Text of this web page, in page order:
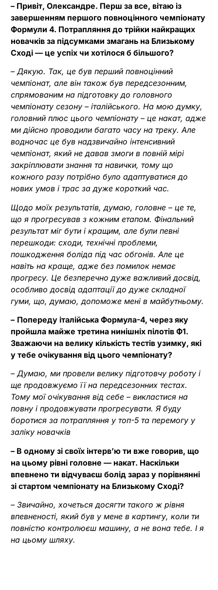
– Привіт, Олександре. Перш за все, вітаю із
завершенням першого повноцінного чемпіонату
Формули 4. Потрапляння до трійки найкращих
новачків за підсумками змагань на Близькому
Сході — це успіх чи хотілося б більшого?
– Дякую. Так, це був перший повноцінний
чемпіонат, але він також був передсезонним,
спрямованим на підготовку до головного
чемпіонату сезону – італійського. На мою думку,
головний плюс цього чемпіонату – це накат, адже
ми дійсно проводили багато часу на треку. Але
водночас це був надзвичайно інтенсивний
чемпіонат, який не давав змоги в повній мірі
закріплювати знання та навички, тому що
кожного разу потрібно було адаптуватися до
нових умов і трас за дуже короткий час.
Щодо моїх результатів, думаю, головне – це те,
що я прогресував з кожним етапом. Фінальний
результат міг бути і кращим, але були певні
перешкоди: сходи, технічні проблеми,
пошкодження боліда під час обгонів. Але це
навіть на краще, адже без помилок немає
прогресу. Це безперечно дуже важливий досвід,
особливо досвід адаптації до дуже складної
гуми, що, думаю, допоможе мені в майбутньому.
– Попереду італійська Формула-4, через яку
пройшла майже третина нинішніх пілотів Ф1.
Зважаючи на велику кількість тестів узимку, які
у тебе очікування від цього чемпіонату?
– Думаю, ми провели велику підготовчу роботу і
ще продовжуємо її на передсезонних тестах.
Тому мої очікування від себе – викластися на
повну і продовжувати прогресувати. Я буду
боротися за потрапляння у топ-5 та перемогу у
заліку новачків
– В одному зі своїх інтерв’ю ти вже говорив, що
на цьому рівні головне — накат. Наскільки
впевнено ти відчуваєш болід зараз у порівнянні
зі стартом чемпіонату на Близькому Сході?
– Звичайно, хочеться досягти такого ж рівня
впевненості, який був у мене в картингу, коли ти
повністю контролюєш машину, а не вона тебе. І я
на цьому шляху.